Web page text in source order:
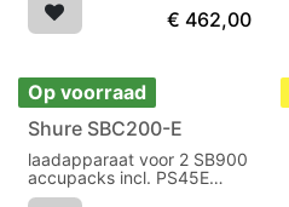
€ 462,00
Op voorraad
Shure SBC200-E
laadapparaat voor 2 SB900
accupacks incl. PS45E
netvoeding